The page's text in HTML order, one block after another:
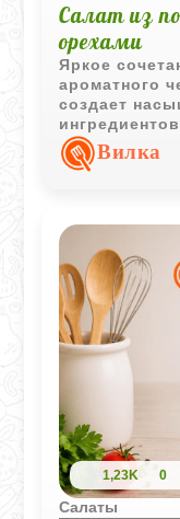
Салат из
орехами
Яркое
ароматного
создает
подходит как
или Вилка
1,23K 0
Салаты